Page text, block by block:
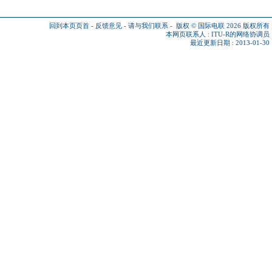
回到本页页首 - 反馈意见 - 请与我们联系 - 版权 © 国际电联 2026 版权所有
本网页联系人 : ITU-R的网络协调员
最近更新日期 : 2013-01-30